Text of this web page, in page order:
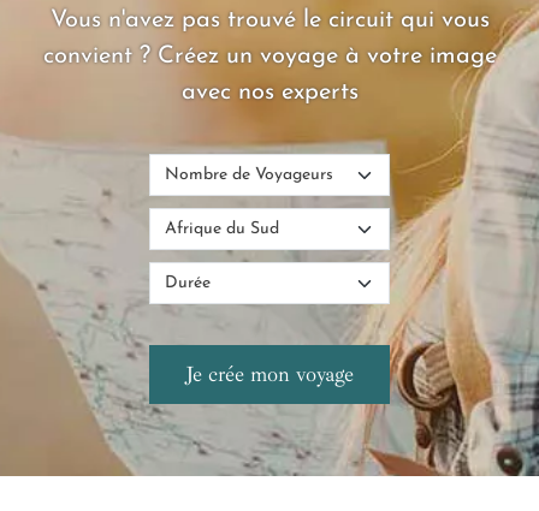
Vous n'avez pas trouvé le circuit qui vous
convient ? Créez un voyage à votre image
avec nos experts